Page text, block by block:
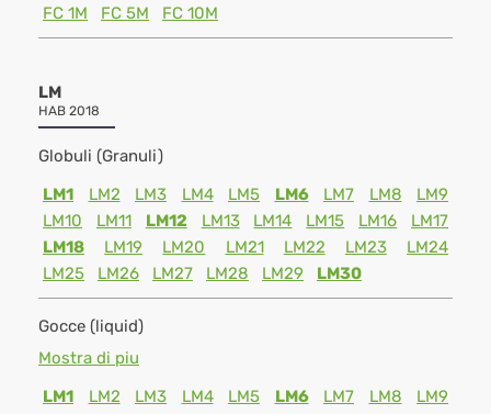
FC 1M
FC 5M FC 10M
LM
HAB 2018
Globuli (Granuli)
LM1
LM2 LM3 LM4 LM5 LM6 LM7 LM8
LM9
LM10
LM11 LM12 LM13 LM14 LM15 LM16
LM17
LM18
LM19 LM20 LM21 LM22 LM23
LM24
LM25
LM26 LM27 LM28 LM29 LM30
Gocce (liquid)
Mostra di piu
LM1
LM2 LM3 LM4 LM5 LM6 LM7 LM8
LM9